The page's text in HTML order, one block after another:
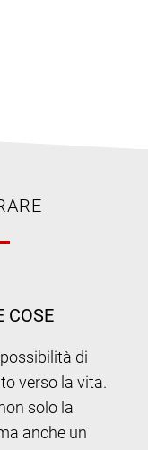
COSE
di
verso la vita.
solo la
anche un